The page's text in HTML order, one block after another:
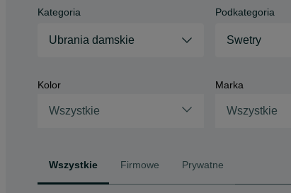
Kategoria
Ubrania damskie
Podkategoria
Swetry
Kolor
Wszystkie
Marka
Wszystkie
Wszystkie Firmowe Prywatne